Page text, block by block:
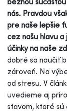
nás. Pravdou
pre naše lepšie
cez našu hlavu
účinky na naše
dobré sa naučiť
zároveň. Na
od stresu. V
uvedieme aj
stavom, ktoré sú